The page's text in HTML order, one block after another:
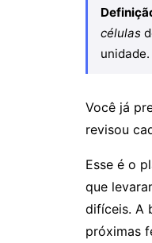
células
Você já
revisou
Esse é o
que
difíceis. A
próximas